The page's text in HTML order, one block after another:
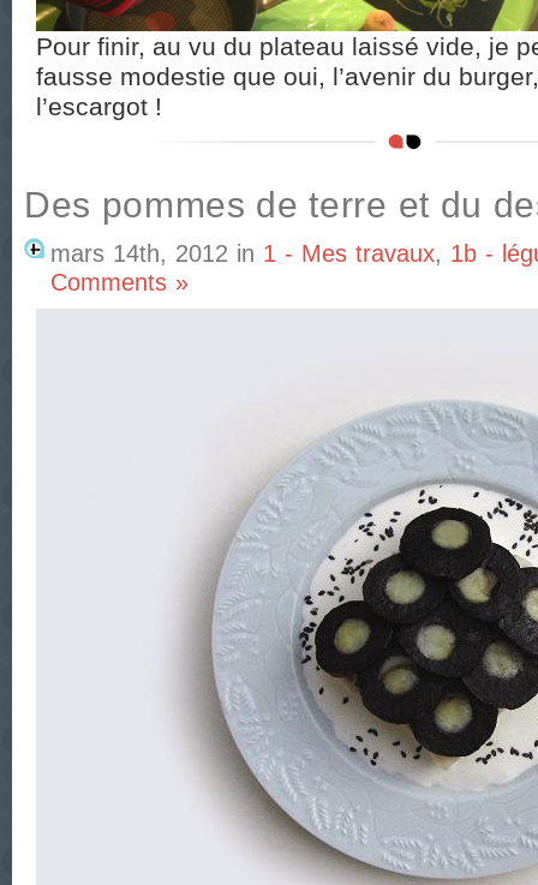
Pour finir, au vu du plateau laissé vide, je
fausse modestie que oui, l’avenir du
l’escargot !
Des pommes de terre et du
mars 14th, 2012 in 1 - Mes travaux, 1b -
Comments »